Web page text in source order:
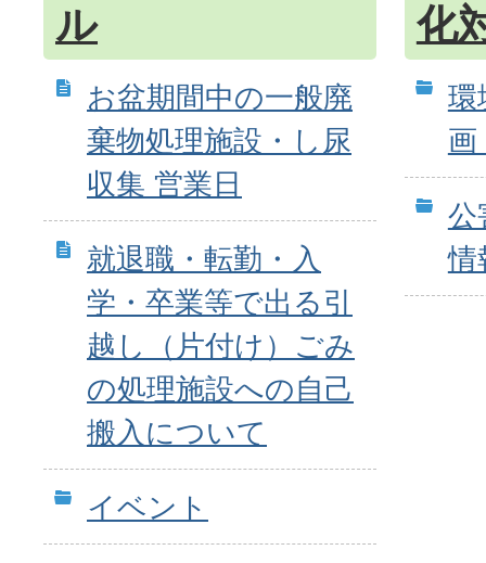
ル
お盆期間中の一般廃
棄物処理施設・し尿
収集 営業日
就退職・転勤・入
学・卒業等で出る引
越し（片付け）ごみ
の処理施設への自己
搬入について
イベント
化
環
画
公
情